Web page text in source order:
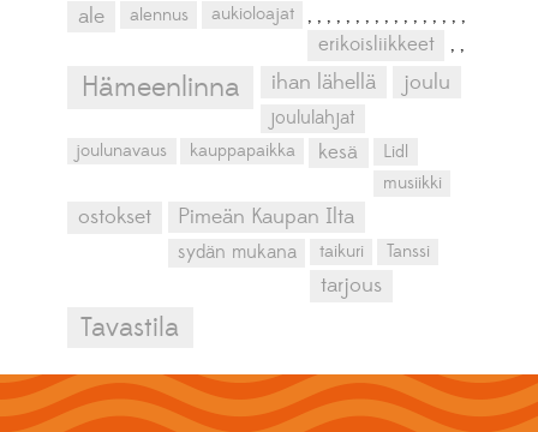
ale ,
alennus ,
aukioloajat ,
erikoisliikkeet
,
Hämeenlinna
,
ihan lähellä
,
joulu
,
joululahjat
,
joulunavaus
,
kauppapaikka
,
kesä
,
Lidl
,
musiikki
,
ostokset
,
Pimeän Kaupan Ilta
,
sydän mukana
,
taikuri
,
Tanssi
,
tarjous
,
Tavastila